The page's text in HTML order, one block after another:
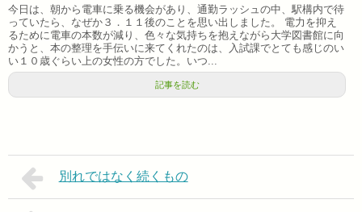
今日は、朝から電車に乗る機会があり、通勤ラッシュの中、駅構内で待
っていたら、なぜか３．１１後のことを思い出しました。 電力を抑え
るために電車の本数が減り、色々な気持ちを抱えながら大学図書館に向
かうと、本の整理を手伝いに来てくれたのは、入試課でとても感じのい
い１０歳ぐらい上の女性の方でした。いつ...
記事を読む
別れではなく続くもの